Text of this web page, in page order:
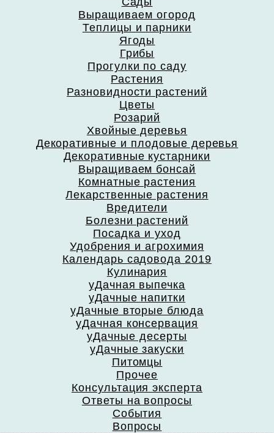
Выращиваем огород
Теплицы и парники
Ягоды
Грибы
Прогулки по саду
Растения
Разновидности растений
Цветы
Розарий
Хвойные деревья
Декоративные и плодовые деревья
Декоративные кустарники
Выращиваем бонсай
Комнатные растения
Лекарственные растения
Вредители
Болезни растений
Посадка и уход
Удобрения и агрохимия
Календарь садовода 2019
Кулинария
уДачная выпечка
уДачные напитки
уДачные вторые блюда
уДачная консервация
уДачные десерты
уДачные закуски
Питомцы
Прочее
Консультация эксперта
Ответы на вопросы
События
Вопросы